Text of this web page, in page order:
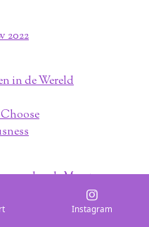
2022
in de Wereld
Meester
Instagram